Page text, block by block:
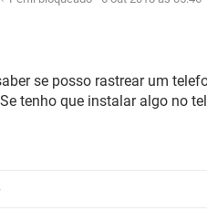
se posso rastrear um
tenho que instalar algo no